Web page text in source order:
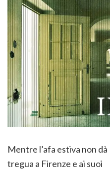
Mentre l’afa estiva non dà
tregua a Firenze e ai suoi